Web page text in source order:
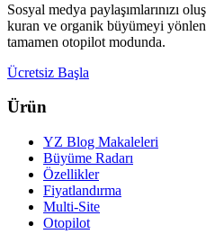
Sosyal medya paylaşımlarınızı
kuran ve organik büyümeyi
tamamen otopilot modunda.
Ücretsiz Başla
Ürün
YZ Blog Makaleleri
Büyüme Radarı
Özellikler
Fiyatlandırma
Multi-Site
Otopilot